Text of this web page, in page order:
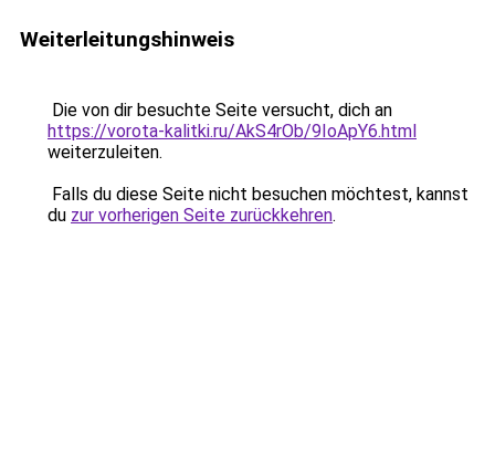
Weiterleitungshinweis
Die von dir besuchte Seite versucht, dich an
https://vorota-kalitki.ru/AkS4rOb/9IoApY6.html
weiterzuleiten.
Falls du diese Seite nicht besuchen möchtest, kannst
du zur vorherigen Seite zurückkehren.